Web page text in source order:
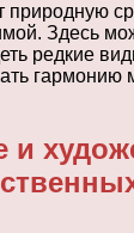
природную
Здесь
редкие
гармонию
и